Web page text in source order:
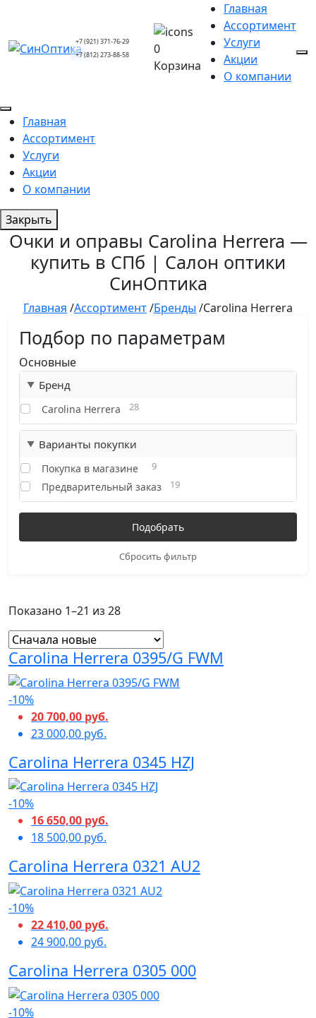
+7 (921) 371-76-29
+7 (812) 273-88-58
0
Корзина
Главная
Ассортимент
Услуги
Акции
О компании
Главная
Ассортимент
Услуги
Акции
О компании
Закрыть
Очки и оправы Carolina Herrera —
купить в СПб | Салон оптики
СинОптика
Главная /Ассортимент/Бренды /Carolina Herrera
Подбор по параметрам
Основные
Бренд
Carolina Herrera 28
Варианты покупки
Покупка в магазине 9
Предварительный заказ 19
Сбросить фильтр
Показано 1–21 из 28
Carolina Herrera 0395/G FWM
-10%
20 700,00 руб.
23 000,00 руб.
Carolina Herrera 0345 HZJ
-10%
16 650,00 руб.
18 500,00 руб.
Carolina Herrera 0321 AU2
-10%
22 410,00 руб.
24 900,00 руб.
Carolina Herrera 0305 000
-10%